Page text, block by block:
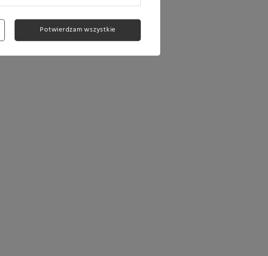
Potwierdzam wszystkie